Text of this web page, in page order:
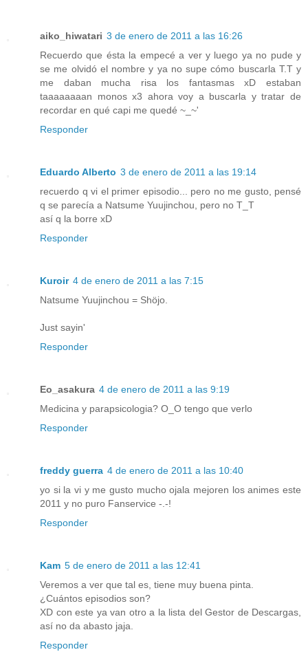
aiko_hiwatari 3 de enero de 2011 a las 16:26
Recuerdo que ésta la empecé a ver y luego ya no pude y
se me olvidó el nombre y ya no supe cómo buscarla T.T y
me daban mucha risa los fantasmas xD estaban
taaaaaaaan monos x3 ahora voy a buscarla y tratar de
recordar en qué capi me quedé ~_~'
Responder
Eduardo Alberto 3 de enero de 2011 a las 19:14
recuerdo q vi el primer episodio... pero no me gusto, pensé
q se parecía a Natsume Yuujinchou, pero no T_T
así q la borre xD
Responder
Kuroir 4 de enero de 2011 a las 7:15
Natsume Yuujinchou = Shöjo.
Just sayin'
Responder
Eo_asakura 4 de enero de 2011 a las 9:19
Medicina y parapsicologia? O_O tengo que verlo
Responder
freddy guerra 4 de enero de 2011 a las 10:40
yo si la vi y me gusto mucho ojala mejoren los animes este
2011 y no puro Fanservice -.-!
Responder
Kam 5 de enero de 2011 a las 12:41
Veremos a ver que tal es, tiene muy buena pinta.
¿Cuántos episodios son?
XD con este ya van otro a la lista del Gestor de Descargas,
así no da abasto jaja.
Responder